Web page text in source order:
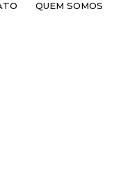
QUEM SOMOS